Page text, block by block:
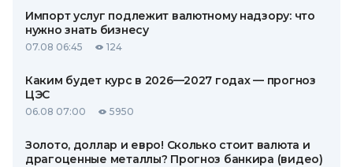
Импорт услуг подлежит валютному надзору: что
нужно знать бизнесу
07.08 06:45 124
Каким будет курс в 2026—2027 годах — прогноз
ЦЭС
06.08 07:00 5950
Золото, доллар и евро! Сколько стоит валюта и
драгоценные металлы? Прогноз банкира (видео)